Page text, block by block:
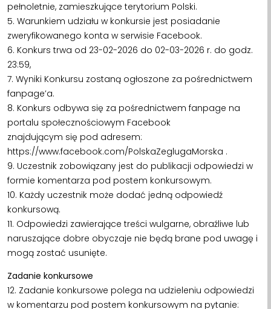
pełnoletnie, zamieszkujące terytorium Polski.
5. Warunkiem udziału w konkursie jest posiadanie
zweryfikowanego konta w serwisie Facebook.
6. Konkurs trwa od 23-02-2026 do 02-03-2026 r. do godz.
23:59,
7. Wyniki Konkursu zostaną ogłoszone za pośrednictwem
fanpage’a.
8. Konkurs odbywa się za pośrednictwem fanpage na
portalu społecznościowym Facebook
znajdującym się pod adresem:
https://www.facebook.com/PolskaZeglugaMorska .
9. Uczestnik zobowiązany jest do publikacji odpowiedzi w
formie komentarza pod postem konkursowym.
10. Każdy uczestnik może dodać jedną odpowiedź
konkursową.
11. Odpowiedzi zawierające treści wulgarne, obraźliwe lub
naruszające dobre obyczaje nie będą brane pod uwagę i
mogą zostać usunięte.
Zadanie konkursowe
12. Zadanie konkursowe polega na udzieleniu odpowiedzi
w komentarzu pod postem konkursowym na pytanie: